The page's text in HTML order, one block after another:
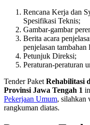
Rencana Kerja dan
Spesifikasi Teknis;
Gambar-gambar
Berita acara
penjelasan tambahan
Petunjuk Direksi;
Peraturan-peraturan
Tender Paket Rehabilitasi
Provinsi Jawa Tengah 1
Pekerjaan Umum, silahkan
rangkuman diatas.